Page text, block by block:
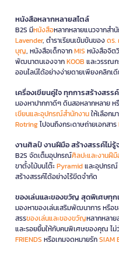
หนังสือหลากหลายสไตล์
B2S มีหนังสือหลากหลายแนวจากสำ
Lavender, ตำราเรียนเข้มข้นของดร
บุญ, หนังสือเด็กจากMIS หนังสือจิต
พัฒนาตนเองจากKOOB และวรรณ
ออนไลน์ได้อย่างง่ายดายเพียงคลิกเ
เครื่องเขียนคู่ใจ ทุกการสร้างสรรค์
มองหาปากกาดีๆ ดินสอหลากหลาย
เขียนและอุปกรณ์สำนักงานให้เลือก
Rotringไปจนถึงกระดาษถ่ายเอกสาร
งานศิลป์ งานฝีมือ สร้างสรรค์ไม่รู้
B2S จัดเต็มอุปกรณ์ศิลปะและงานฝี
ขาตั้งไม้บนโต๊ะPyramidและอุปกรณ์
สร้างสรรค์ได้อย่างไร้ขีดจำกัด
ของเล่นและของขวัญ สุดพิเศษทุก
มองหาของเล่นเสริมพัฒนาการ หรือ
สรรของเล่นและของขวัญหลากหลาย
และรอยยิ้มให้กับคนพิเศษของคุณ ไม่
FRIENDS หรือเกมจดหมายรักSIAM